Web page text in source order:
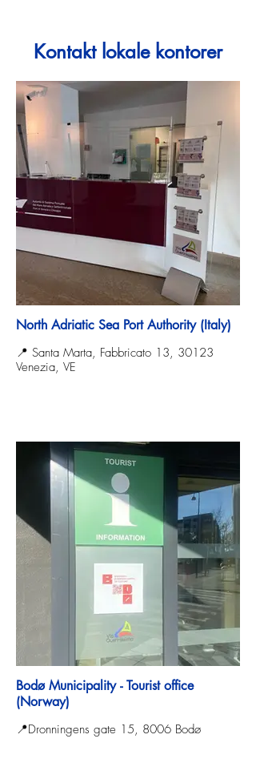
Kontakt lokale kontorer
North Adriatic Sea Port Authority (Italy)
📍 Santa Marta, Fabbricato 13, 30123
Venezia, VE
Bodø Municipality - Tourist office
(Norway)
📍Dronningens gate 15, 8006 Bodø